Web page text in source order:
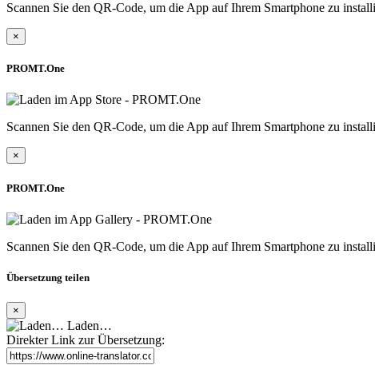
Scannen Sie den QR-Code, um die App auf Ihrem Smartphone zu
×
PROMT.One
Scannen Sie den QR-Code, um die App auf Ihrem Smartphone zu
×
PROMT.One
Scannen Sie den QR-Code, um die App auf Ihrem Smartphone zu
Übersetzung teilen
×
Laden…
Direkter Link zur Übersetzung: